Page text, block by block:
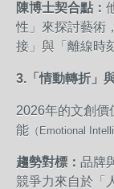
陳博士契合點：
性」來探討藝術
接」與「離線時
3.「情動轉折」
2026年的文創價
能 （Emotional
趨勢對標： 品牌
競爭力來自於「